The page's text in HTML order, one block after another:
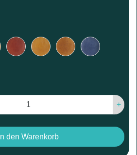
RotbraunGelbbraunHellbraunBlau
+
In den Warenkorb